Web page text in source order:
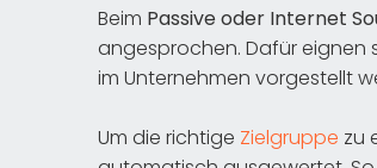
Beim Passive oder Internet
angesprochen. Dafür eignen
im Unternehmen vorgestellt
Um die richtige Zielgruppe zu